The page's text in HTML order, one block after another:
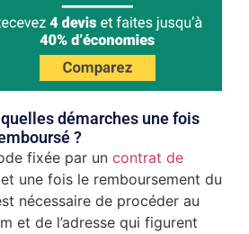
démarches une fois
?
fixée par un contrat de
une fois le remboursement du
nécessaire de procéder au
et de l’adresse qui figurent